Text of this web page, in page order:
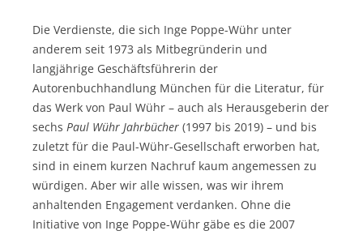
Die Verdienste, die sich Inge Poppe-Wühr unter
anderem seit 1973 als Mitbegründerin und
langjährige Geschäftsführerin der
Autorenbuchhandlung München für die Literatur, für
das Werk von Paul Wühr – auch als Herausgeberin der
sechs Paul Wühr Jahrbücher(1997 bis 2019) – und bis
zuletzt für die Paul-Wühr-Gesellschaft erworben hat,
sind in einem kurzen Nachruf kaum angemessen zu
würdigen. Aber wir alle wissen, was wir ihrem
anhaltenden Engagement verdanken. Ohne die
Initiative von Inge Poppe-Wühr gäbe es die 2007